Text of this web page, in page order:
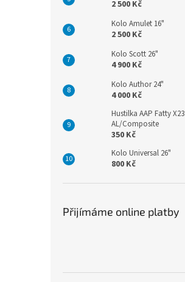
2 500 Kč
Kolo Amulet 16"
2 500 Kč
Kolo Scott 26"
4 900 Kč
Kolo Author 24"
4 000 Kč
Hustilka AAP Fatty X23
AL/Composite
350 Kč
Kolo Universal 26"
800 Kč
Přijímáme online platby